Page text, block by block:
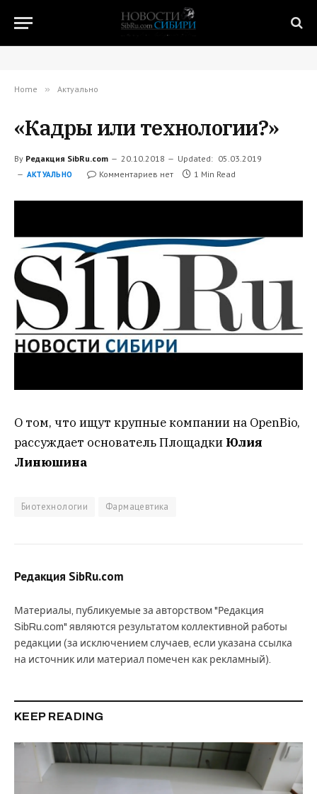
Home » Актуально
«Кадры или технологии?»
By Редакция SibRu.com 20.10.2018 Updated: 05.03.2019
АКТУАЛЬНО Комментариев нет 1 Min Read
О том, что ищут крупные компании на OpenBio,
рассуждает основатель Площадки Юлия
Линюшина
Биотехнологии Фармацевтика
Редакция SibRu.com
Материалы, публикуемые за авторством "Редакция
SibRu.com" являются результатом коллективной работы
редакции (за исключением случаев, если указана ссылка
на источник или материал помечен как рекламный).
KEEP READING